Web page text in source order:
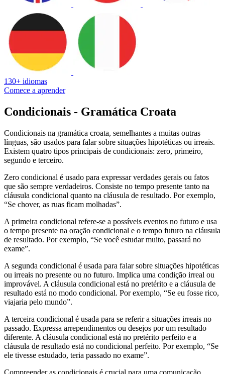
130+ idiomas
Comece a aprender
Condicionais - Gramática Croata
Condicionais na gramática croata, semelhantes a muitas outras
línguas, são usados para falar sobre situações hipotéticas ou irreais.
Existem quatro tipos principais de condicionais: zero, primeiro,
segundo e terceiro.
Zero condicional é usado para expressar verdades gerais ou fatos
que são sempre verdadeiros. Consiste no tempo presente tanto na
cláusula condicional quanto na cláusula de resultado. Por exemplo,
“Se chover, as ruas ficam molhadas”.
A primeira condicional refere-se a possíveis eventos no futuro e usa
o tempo presente na oração condicional e o tempo futuro na cláusula
de resultado. Por exemplo, “Se você estudar muito, passará no
exame”.
A segunda condicional é usada para falar sobre situações hipotéticas
ou irreais no presente ou no futuro. Implica uma condição irreal ou
improvável. A cláusula condicional está no pretérito e a cláusula de
resultado está no modo condicional. Por exemplo, “Se eu fosse rico,
viajaria pelo mundo”.
A terceira condicional é usada para se referir a situações irreais no
passado. Expressa arrependimentos ou desejos por um resultado
diferente. A cláusula condicional está no pretérito perfeito e a
cláusula de resultado está no condicional perfeito. Por exemplo, “Se
ele tivesse estudado, teria passado no exame”.
Compreender as condicionais é crucial para uma comunicação